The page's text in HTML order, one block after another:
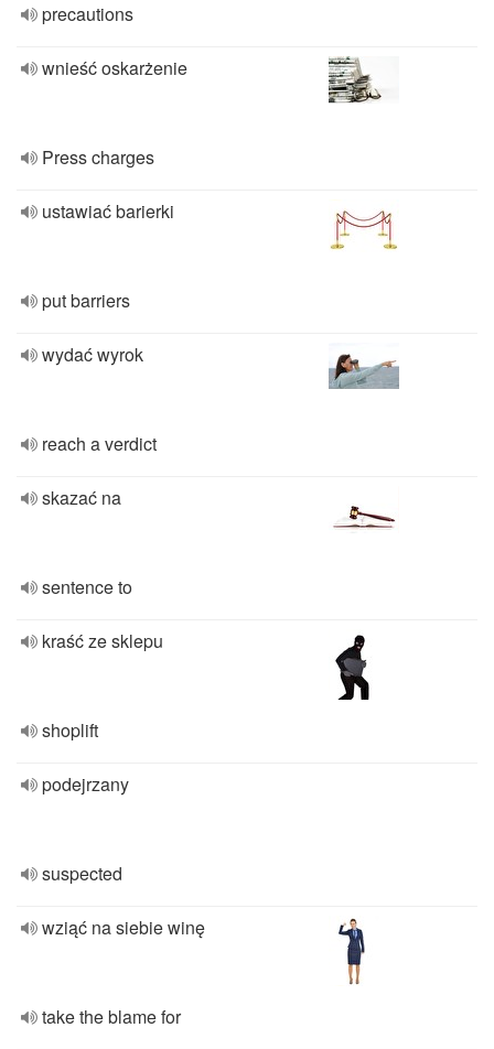
precautions
wnieść oskarżenie
Press charges
ustawiać barierki
put barriers
wydać wyrok
reach a verdict
skazać na
sentence to
kraść ze sklepu
shoplift
podejrzany
suspected
wziąć na siebie winę
take the blame for